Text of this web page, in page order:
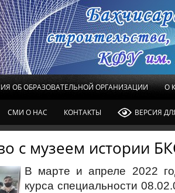
ОБ ОБРАЗОВАТЕЛЬНОЙ ОРГАНИЗАЦИИ О
СМИ О НАС КОНТАКТЫ ВЕРСИЯ
с музеем истории
В марте и апреле 2022
курса специальности